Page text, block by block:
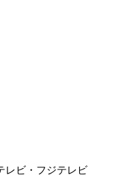
レビ・フジテレビ